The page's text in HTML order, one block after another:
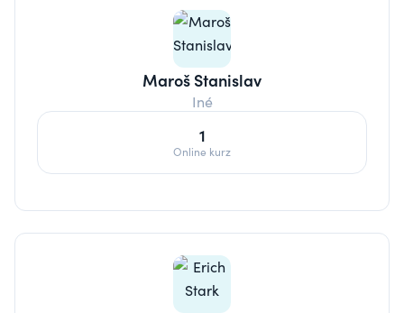
Maroš Stanislav
Iné
1
Online kurz